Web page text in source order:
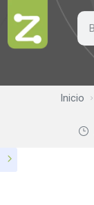
Inicio